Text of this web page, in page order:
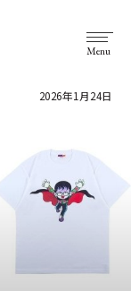
Menu
2026年1月24日